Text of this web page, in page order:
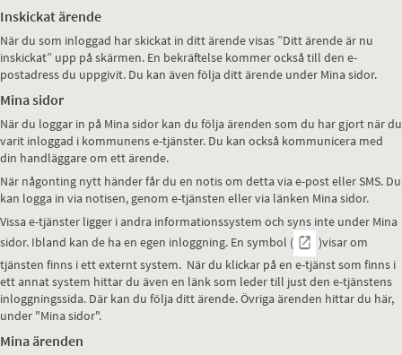
Inskickat ärende
När du som inloggad har skickat in ditt ärende visas ”Ditt ärende är nu
inskickat” upp på skärmen. En bekräftelse kommer också till den e-
postadress du uppgivit. Du kan även följa ditt ärende under Mina sidor.
Mina sidor
När du loggar in på Mina sidor kan du följa ärenden som du har gjort när du
varit inloggad i kommunens e-tjänster. Du kan också kommunicera med
din handläggare om ett ärende.
När någonting nytt händer får du en notis om detta via e-post eller SMS. Du
kan logga in via notisen, genom e-tjänsten eller via länken Mina sidor.
Vissa e-tjänster ligger i andra informationssystem och syns inte under Mina
sidor. Ibland kan de ha en egen inloggning. En symbol (
)visar om
tjänsten finns i ett externt system. När du klickar på en e-tjänst som finns i
ett annat system hittar du även en länk som leder till just den e-tjänstens
inloggningssida. Där kan du följa ditt ärende. Övriga ärenden hittar du här,
under "Mina sidor".
Mina ärenden